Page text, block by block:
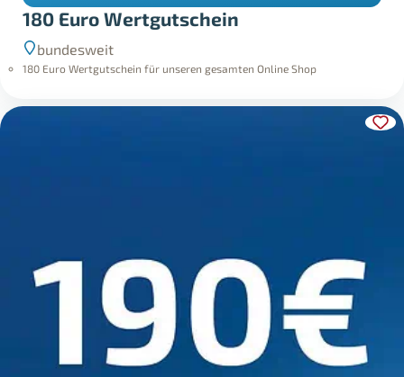
180 Euro Wertgutschein
bundesweit
180 Euro Wertgutschein für unseren gesamten Online Shop